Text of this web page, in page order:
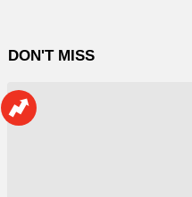
DON'T MISS